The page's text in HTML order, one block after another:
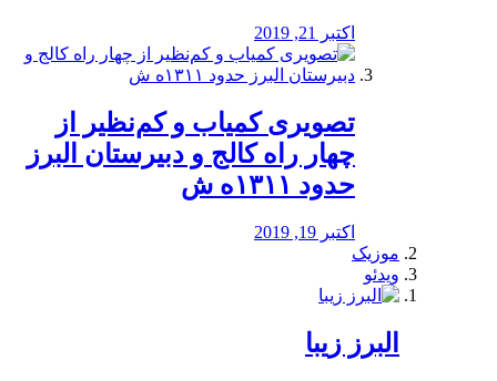
اکتبر 21, 2019
️تصویری کمیاب و کم‌نظیر از
چهار راه كالج و دبيرستان البرز
حدود ۱۳۱۱ه ش
اکتبر 19, 2019
موزیک
ویدئو
البرز زیبا